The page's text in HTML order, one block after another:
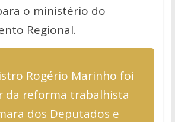
o ministério do
Regional.
Rogério Marinho foi
da reforma trabalhista
dos Deputados e